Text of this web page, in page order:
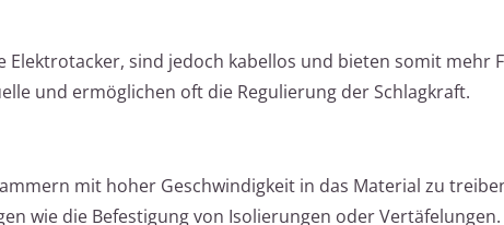
Elektrotacker, sind jedoch kabellos und bieten somit mehr
und ermöglichen oft die Regulierung der Schlagkraft.
mit hoher Geschwindigkeit in das Material zu
wie die Befestigung von Isolierungen oder Vertäfelungen.